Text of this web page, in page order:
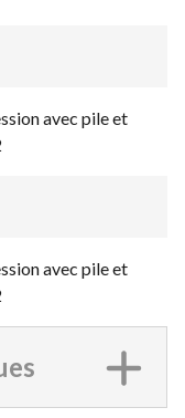
avec pile et
avec pile et